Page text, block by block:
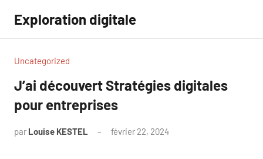
contenu
Exploration digitale
Uncategorized
J’ai découvert Stratégies digitales
pour entreprises
par Louise KESTEL février 22, 2024